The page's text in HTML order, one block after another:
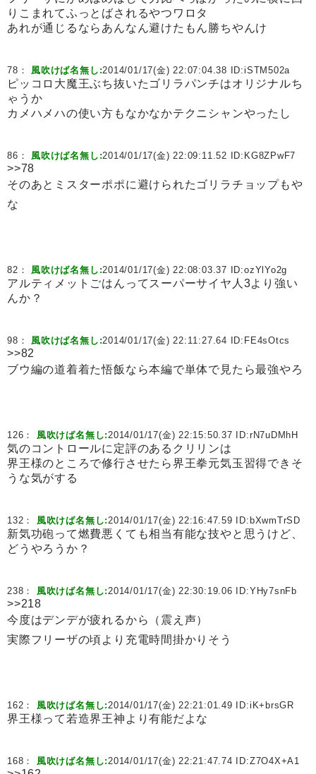
りこまれてふっとばされるやつワロタ
あれが通じるならあんなん避けたもん勝ちやんけ
78： 風吹けば名無し:2014/01/17(金) 22:07:04.38 ID:iSTM502a
ピッコロ大魔王ぶち抜いたゴリラパンチはオリジナルち
ゃうか
カメハメハの使い方もなかなかテクニシャンやったし
86： 風吹けば名無し:2014/01/17(金) 22:09:11.52 ID: KG8ZPwF7
>>78
そのあとミスターポポに避けられたゴリラチョップもや
な
82： 風吹けば名無し:2014/01/17(金) 22:08:03.37 ID:ozYlYo2g
アルティメットごはんってスーパーサイヤ人3より強い
んか？
98： 風吹けば名無し:2014/01/17(金) 22:11:27.64 ID: FE4sOtcs
>>82
ブウ編の道着着た悟飯なら本編で単体で見たら最強やろ
126： 風吹けば名無し:2014/01/17(金) 22:15:50.37 ID:rN7uDMhH
気のコントロールに定評のあるクリリンは
界王様のところで修行させたら界王拳元気玉習得できそ
うな気がする
132： 風吹けば名無し:2014/01/17(金) 22:16:47.59 ID: bXwmTrSD
新気功砲って燃費悪くても相当有能な技やと思うけど、
どうやろうか？
238： 風吹けば名無し:2014/01/17(金) 22:30:19.06 ID:YHy7snFb
>>218
今度はデンデが疲れるから（震え声）
実際フリーザの頃より充電時間掛かりそう
162： 風吹けば名無し:2014/01/17(金) 22:21:01.49 ID:iK+brsGR
界王様って若造界王神より有能だよな
168： 風吹けば名無し:2014/01/17(金) 22:21:47.74 ID:Z7O4X+A1